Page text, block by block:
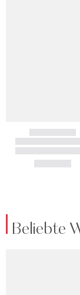
Beliebte